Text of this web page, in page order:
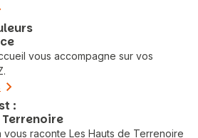
vous accompagne sur vos
:
Terrenoire
vous raconte Les Hauts de Terrenoire